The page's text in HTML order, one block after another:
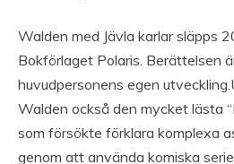
Walden med Jävla karlar släpps
Bokförlaget Polaris. Berättelsen
huvudpersonens egen
Walden också den mycket lästa
som försökte förklara komplexa
genom att använda komiska